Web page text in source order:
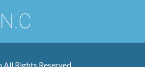
Rights Reserved.